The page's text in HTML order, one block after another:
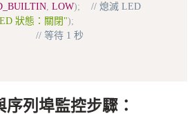
, LOW);
// 熄滅 LED
狀態：關閉");
// 等待 1 秒
列埠監控步驟：